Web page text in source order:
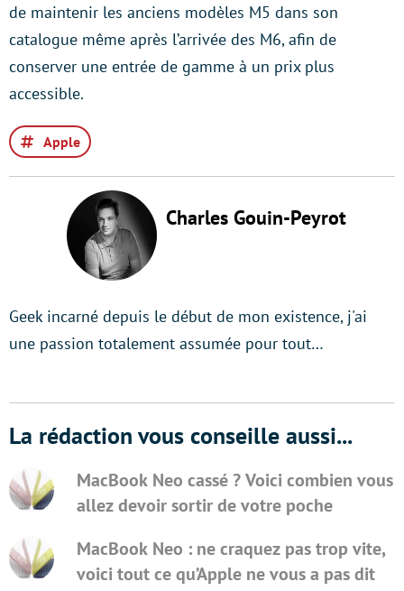
de maintenir les anciens modèles M5 dans son
catalogue même après l’arrivée des M6, afin de
conserver une entrée de gamme à un prix plus
accessible.
Apple
Charles Gouin-Peyrot
Geek incarné depuis le début de mon existence, j'ai
une passion totalement assumée pour tout…
La rédaction vous conseille aussi...
MacBook Neo cassé ? Voici combien vous
allez devoir sortir de votre poche
MacBook Neo : ne craquez pas trop vite,
voici tout ce qu’Apple ne vous a pas dit